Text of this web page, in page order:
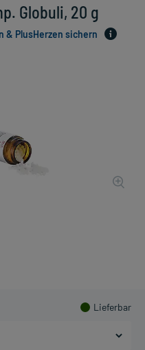
Globuli, 20 g
& PlusHerzen sichern
Lieferbar